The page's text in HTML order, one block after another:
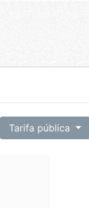
Tarifa pública